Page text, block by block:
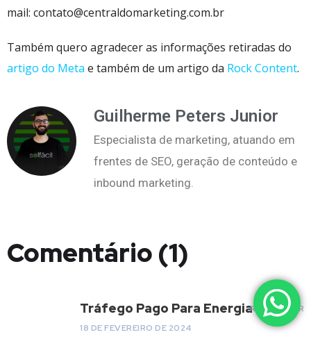
mail: contato@centraldomarketing.com.br
Também quero agradecer as informações retiradas do
artigo do Meta e também de um artigo da Rock Content.
Guilherme Peters Junior
Especialista de marketing, atuando em
frentes de SEO, geração de conteúdo e
inbound marketing.
Comentário (1)
Tráfego Pago Para Energia Solar
18 DE FEVEREIRO DE 2024
RESPONDER